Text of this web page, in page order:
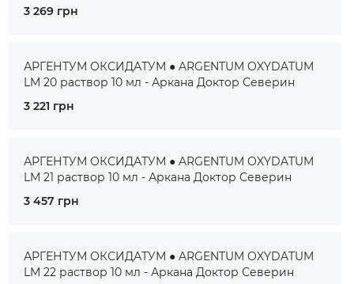
3 269 грн
АРГЕНТУМ ОКСИДАТУМ ● ARGENTUM OXYDATUM
LM 20 раствор 10 мл - Аркана Доктор Северин
3 221 грн
АРГЕНТУМ ОКСИДАТУМ ● ARGENTUM OXYDATUM
LM 21 раствор 10 мл - Аркана Доктор Северин
3 457 грн
АРГЕНТУМ ОКСИДАТУМ ● ARGENTUM OXYDATUM
LM 22 раствор 10 мл - Аркана Доктор Северин